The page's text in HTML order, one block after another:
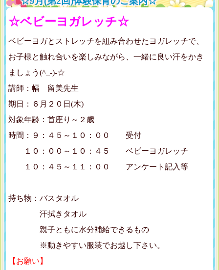
☆ベビーヨガレッチ☆
ベビーヨガとストレッチを組み合わせたヨガレッチで、
お子様と触れ合いを楽しみながら、一緒に良い汗をかき
ましょう(^_-)-☆
講師：幅 留美先生
期日：６月２０日(木)
対象年齢：首座り～２歳
時間：９：４５～１０：００ 受付
１０：００～１０：４５ ベビーヨガレッチ
１０：４５～１１：００ アンケート記入等
持ち物：バスタオル
汗拭きタオル
親子ともに水分補給できるもの
※動きやすい服装でお越し下さい。
【お願い】